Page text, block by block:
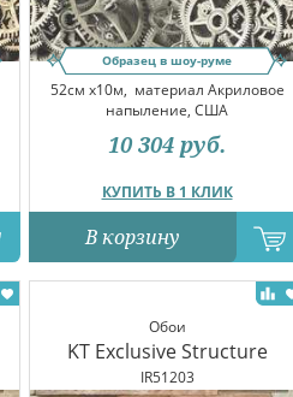
Образец в шоу-руме
52см x10м, материал Акриловое
напыление, США
КУПИТЬ В 1 КЛИК
10 304 руб.
В корзину
Обои
KT Exclusive Structure
IR51203